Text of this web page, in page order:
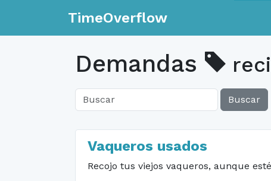
TimeOverflow
Demandas
Buscar
Vaqueros usados
Recojo tus viejos vaqueros, aunque